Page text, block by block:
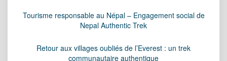
Tourisme responsable au Népal – Engagement social de
Nepal Authentic Trek
Retour aux villages oubliés de l’Everest : un trek
communautaire authentique